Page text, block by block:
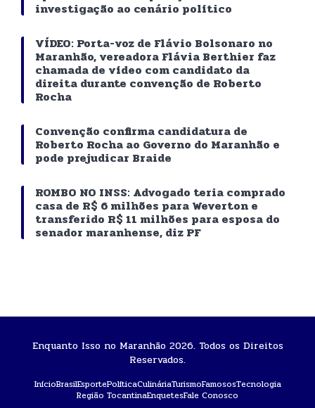
investigação ao cenário político
VÍDEO: Porta-voz de Flávio Bolsonaro no
Maranhão, vereadora Flávia Berthier faz
chamada de vídeo com candidato da
direita durante convenção de Roberto
Rocha
Convenção confirma candidatura de
Roberto Rocha ao Governo do Maranhão e
pode prejudicar Braide
ROMBO NO INSS: Advogado teria comprado
casa de R$ 6 milhões para Weverton e
transferido R$ 11 milhões para esposa do
senador maranhense, diz PF
Enquanto Isso no Maranhão 2026. Todos os Direitos
Reservados.
InícioBrasilEsportePolíticaCulináriaTurismoFamososTecnologia
Região TocantinaEnquetesFale Conosco